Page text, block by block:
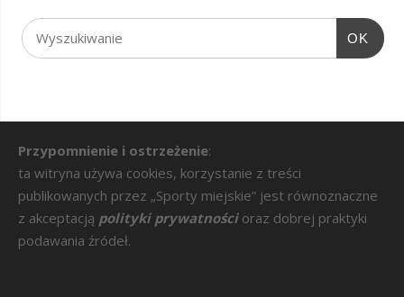
OK
Przypomnienie i ostrzeżenie:
ta witryna używa cookies, korzystanie z treści
publikowanych przez „Sporty miejskie” jest równoznaczne
z akceptacją polityki prywatności oraz dobrej praktyki
podawania źródeł.